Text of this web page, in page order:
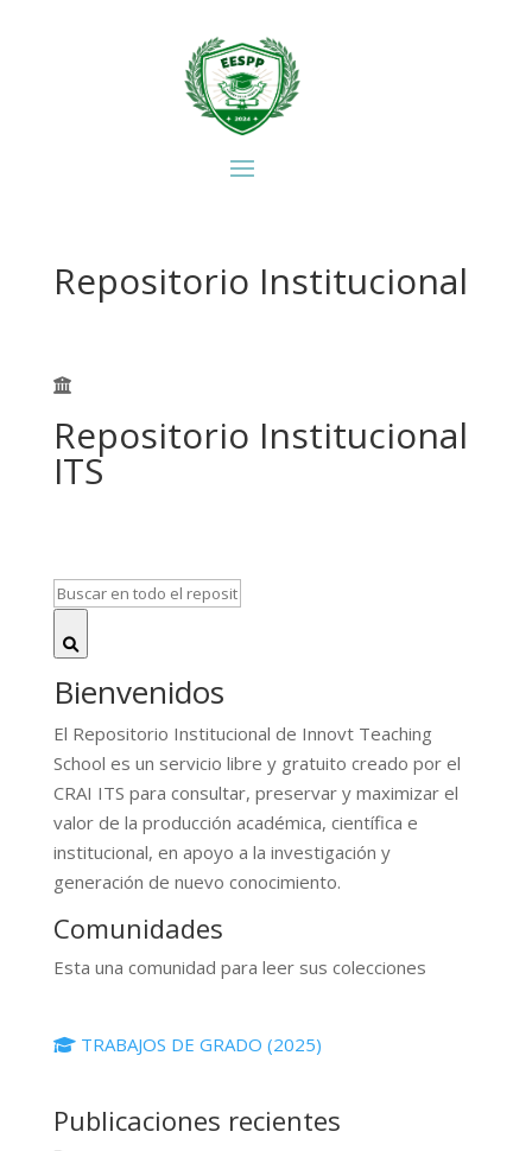
Repositorio Institucional
Repositorio Institucional
ITS
Bienvenidos
El Repositorio Institucional de Innovt Teaching
School es un servicio libre y gratuito creado por el
CRAI ITS para consultar, preservar y maximizar el
valor de la producción académica, científica e
institucional, en apoyo a la investigación y
generación de nuevo conocimiento.
Comunidades
Esta una comunidad para leer sus colecciones
TRABAJOS DE GRADO (2025)
Publicaciones recientes